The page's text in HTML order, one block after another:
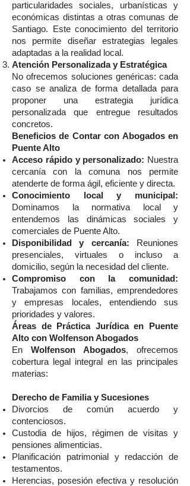
particularidades sociales, urbanísticas y
económicas distintas a otras comunas de
Santiago. Este conocimiento del territorio
nos permite diseñar estrategias legales
adaptadas a la realidad local.
Atención Personalizada y Estratégica
No ofrecemos soluciones genéricas: cada
caso se analiza de forma detallada para
proponer una estrategia jurídica
personalizada que entregue resultados
concretos.
Beneficios de Contar con Abogados en
Puente Alto
Acceso rápido y personalizado: Nuestra
cercanía con la comuna nos permite
atenderte de forma ágil, eficiente y directa.
Conocimiento local y municipal:
Dominamos la normativa local y
entendemos las dinámicas sociales y
comerciales de Puente Alto.
Disponibilidad y cercanía: Reuniones
presenciales, virtuales o incluso a
domicilio, según la necesidad del cliente.
Compromiso con la comunidad:
Trabajamos con familias, emprendedores
y empresas locales, entendiendo sus
prioridades y valores.
Áreas de Práctica Jurídica en Puente
Alto con Wolfenson Abogados
En Wolfenson Abogados, ofrecemos
cobertura legal integral en las principales
materias:
Derecho de Familia y Sucesiones
Divorcios de común acuerdo y
contenciosos.
Custodia de hijos, régimen de visitas y
pensiones alimenticias.
Planificación patrimonial y redacción de
testamentos.
Herencias, posesión efectiva y resolución